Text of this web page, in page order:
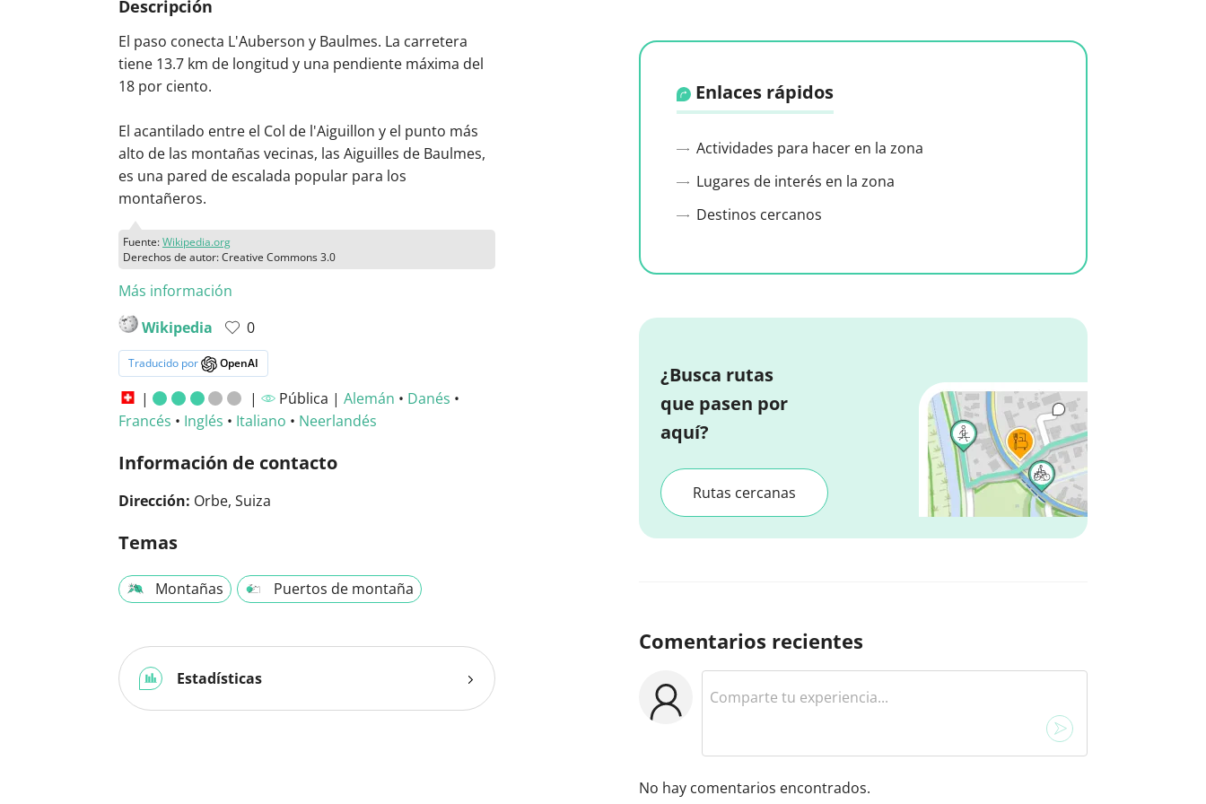
Descripción
El paso conecta L'Auberson y Baulmes. La carretera
tiene 13.7 km de longitud y una pendiente máxima del
18 por ciento.
El acantilado entre el Col de l'Aiguillon y el punto más
alto de las montañas vecinas, las Aiguilles de Baulmes,
es una pared de escalada popular para los
montañeros.
Fuente:Wikipedia.org
Derechos de autor: Creative Commons 3.0
Más información
Wikipedia
0
Traducido por OpenAI
| | Pública | Alemán • Danés •
Francés • Inglés • Italiano • Neerlandés
Información de contacto
Dirección: Orbe, Suiza
Temas
Montañas Puertos de montaña
Estadísticas
Enlaces rápidos
Actividades para hacer en la zona
Lugares de interés en la zona
Destinos cercanos
¿Busca rutas
que pasen por
aquí?
Rutas cercanas
Comentarios recientes
No hay comentarios encontrados.